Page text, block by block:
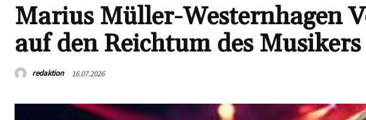
Marius Müller-Westernhagen
auf den Reichtum des Musikers
redaktion 16.07.2026